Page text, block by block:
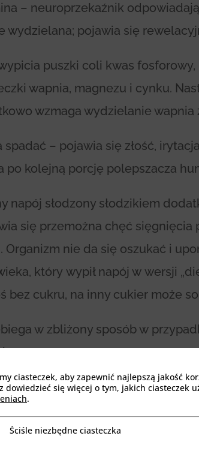
– neuroprzekaźnik
wydzielana; pojawia się
puszki coli kwas
wapnia, magnezu i cynku.
wzmaga wydzielanie wapnia
spadać – pojawia się złość,
po kolejną porcję polepszacza
napój słodzony słodzikiem
się przemożna chęć sięgnięcia
Organizm nie da się oszukać i
który wypił napój w wersji
bez cukru, na inny cukier może
w zbliżony sposób w
cukru, które to będą maskowane
pobiera wapń z kości.
ciasteczek, aby zapewnić najlepszą jakość
dowiedzieć się więcej o tym, jakich ciasteczek
.
ciasteczka
Ściśle niezbędne ciasteczka